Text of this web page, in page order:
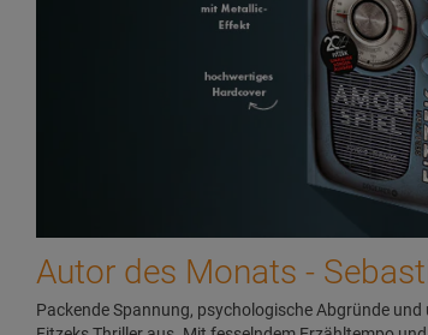
Autor des Monats -
Packende Spannung, psychologische Abgründe